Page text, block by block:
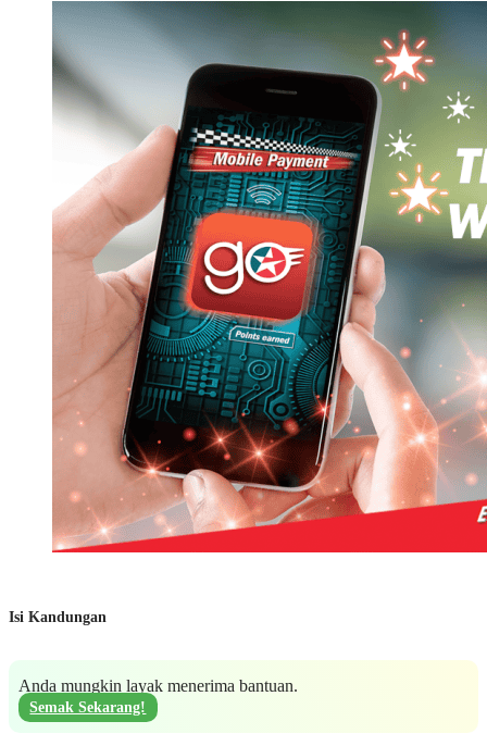
Isi Kandungan
Anda mungkin layak menerima bantuan.
Semak Sekarang!